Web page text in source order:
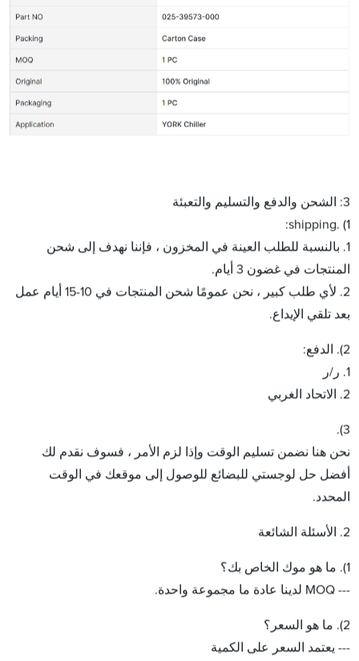
3: الشحن والدفع والتسليم والتعبئة
1) .shipping:
1. بالنسبة للطلب العينة في المخزون ، فإننا نهدف إلى شحن
المنتجات في غضون 3 أيام.
2. لأي طلب كبير ، نحن عمومًا شحن المنتجات في 10-15 أيام عمل
بعد تلقي الإيداع.
2). الدفع:
1. ر/ر
2. الاتحاد الغربي
3).
نحن هنا نضمن تسليم الوقت وإذا لزم الأمر ، فسوف نقدم لك
أفضل حل لوجستي للبضائع للوصول إلى موقعك في الوقت
المحدد.
2. الأسئلة الشائعة
1). ما هو موك الخاص بك؟
--- MOQ لدينا عادة ما مجموعة واحدة.
2). ما هو السعر؟
--- يعتمد السعر على الكمية